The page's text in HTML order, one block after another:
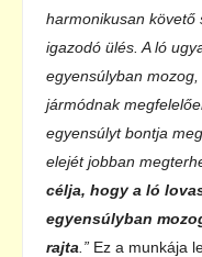
harmonikusan követő
igazodó ülés. A ló
egyensúlyban
jármódnak
egyensúlyt bontja
elejét jobban
célja, hogy a ló
egyensúlyban
rajta .” Ez a munkája